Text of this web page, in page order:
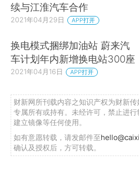
续与江淮汽车合作
2021年04月29日 APP打开
换电模式捆绑加油站 蔚来汽
车计划年内新增换电站300座
2021年04月16日 APP打开
财新网所刊载内容之知识产权为财新
专属所有或持有。未经许可，禁止进
建立镜像等任何使用。
如有意愿转载，请发邮件至
确认及授权后，方可转载。